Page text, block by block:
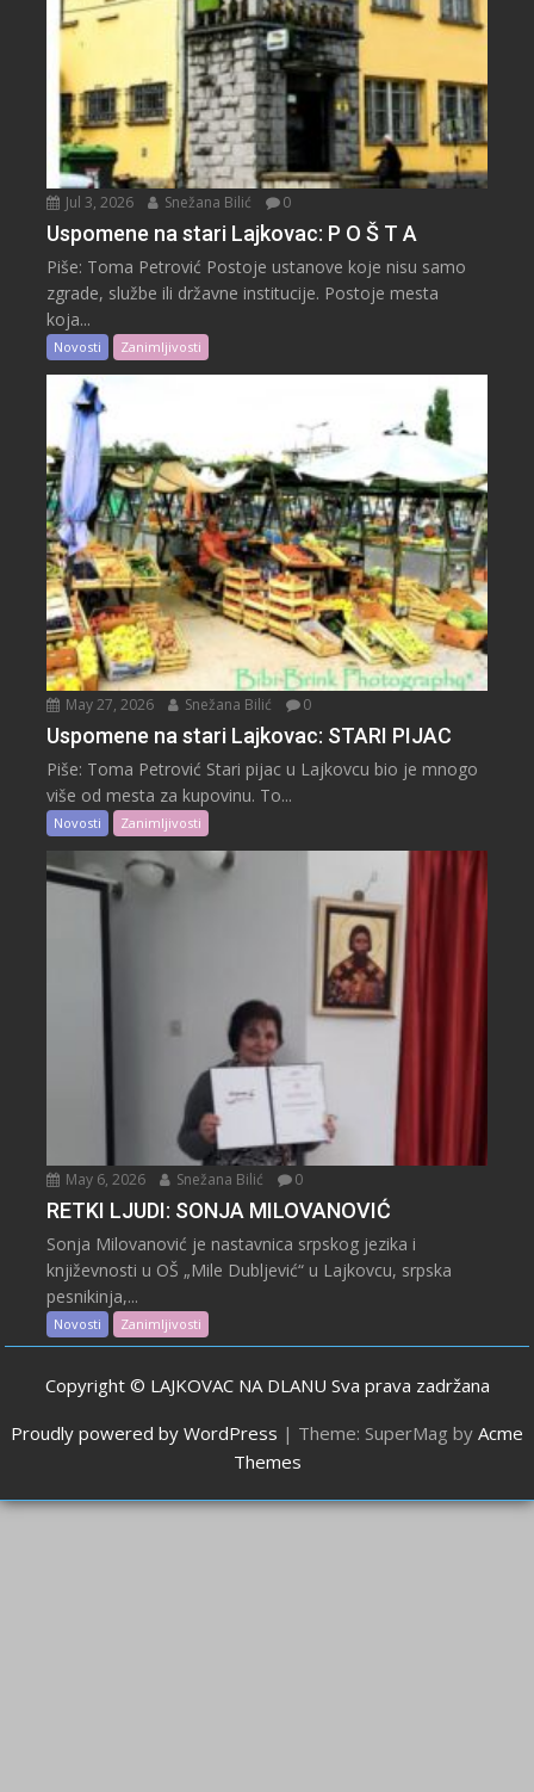
Jul 3, 2026 Snežana Bilić 0
Uspomene na stari Lajkovac: P O Š T A
Piše: Toma Petrović Postoje ustanove koje nisu samo
zgrade, službe ili državne institucije. Postoje mesta
koja...
Novosti Zanimljivosti
May 27, 2026 Snežana Bilić 0
Uspomene na stari Lajkovac: STARI PIJAC
Piše: Toma Petrović Stari pijac u Lajkovcu bio je mnogo
više od mesta za kupovinu. To...
Novosti Zanimljivosti
May 6, 2026 Snežana Bilić 0
RETKI LJUDI: SONJA MILOVANOVIĆ
Sonja Milovanović je nastavnica srpskog jezika i
književnosti u OŠ „Mile Dubljević“ u Lajkovcu, srpska
pesnikinja,...
Novosti Zanimljivosti
Copyright © LAJKOVAC NA DLANU Sva prava zadržana
Proudly powered by WordPress | Theme: SuperMag by Acme
Themes